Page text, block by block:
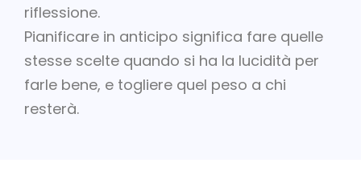
riflessione.
Pianificare in anticipo significa fare quelle
stesse scelte quando si ha la lucidità per
farle bene, e togliere quel peso a chi
resterà.